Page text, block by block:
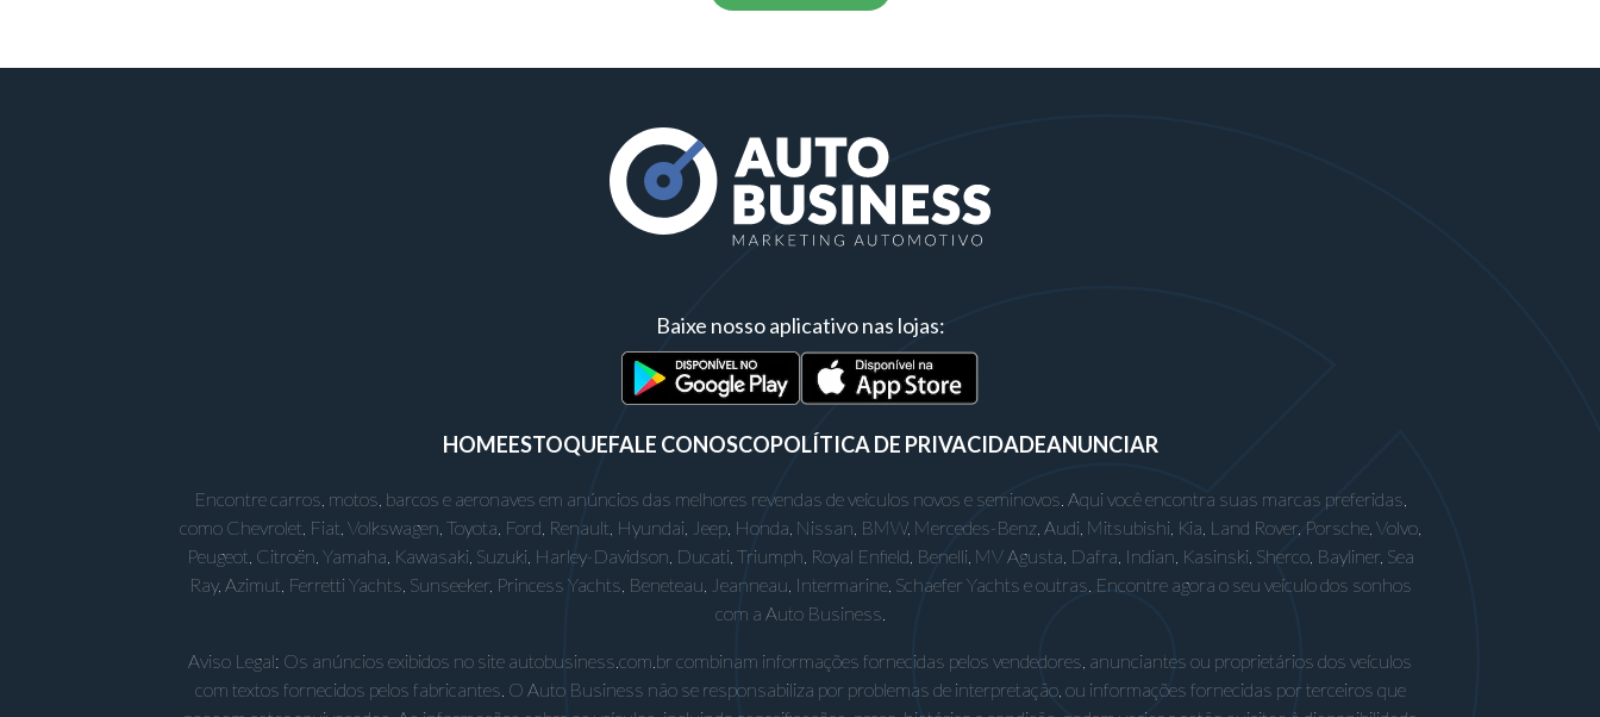
Baixe nosso aplicativo nas lojas:
HOMEESTOQUEFALE CONOSCOPOLÍTICA DE PRIVACIDADEANUNCIAR
Encontre carros, motos, barcos e aeronaves em anúncios das melhores revendas de veículos novos e seminovos. Aqui você encontra suas marcas preferidas,
como Chevrolet, Fiat, Volkswagen, Toyota, Ford, Renault, Hyundai, Jeep, Honda, Nissan, BMW, Mercedes-Benz, Audi, Mitsubishi, Kia, Land Rover, Porsche, Volvo,
Peugeot, Citroën, Yamaha, Kawasaki, Suzuki, Harley-Davidson, Ducati, Triumph, Royal Enfield, Benelli, MV Agusta, Dafra, Indian, Kasinski, Sherco, Bayliner, Sea
Ray, Azimut, Ferretti Yachts, Sunseeker, Princess Yachts, Beneteau, Jeanneau, Intermarine, Schaefer Yachts e outras. Encontre agora o seu veículo dos sonhos
com a Auto Business.
Aviso Legal: Os anúncios exibidos no site autobusiness.com.br combinam informações fornecidas pelos vendedores, anunciantes ou proprietários dos veículos
com textos fornecidos pelos fabricantes. O Auto Business não se responsabiliza por problemas de interpretação, ou informações fornecidas por terceiros que